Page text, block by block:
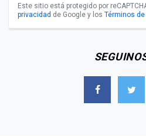
Este sitio está protegido por
privacidad de Google y los Términos